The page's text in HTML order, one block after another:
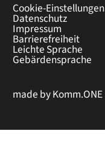
Cookie-Einstellungen
Datenschutz
Impressum
Barrierefreiheit
Leichte Sprache
Gebärdensprache
made byKomm.ONE